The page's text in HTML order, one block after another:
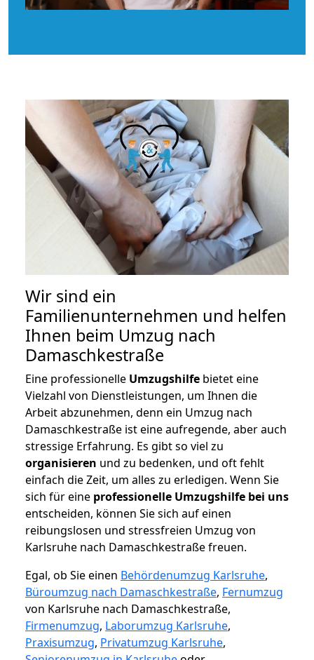
Wir sind ein
Familienunternehmen und helfen
Ihnen beim Umzug nach
Damaschkestraße
Eine professionelle Umzugshilfe bietet eine
Vielzahl von Dienstleistungen, um Ihnen die
Arbeit abzunehmen, denn ein Umzug nach
Damaschkestraße ist eine aufregende, aber auch
stressige Erfahrung. Es gibt so viel zu
organisieren und zu bedenken, und oft fehlt
einfach die Zeit, um alles zu erledigen. Wenn Sie
sich für eine professionelle Umzugshilfe bei uns
entscheiden, können Sie sich auf einen
reibungslosen und stressfreien Umzug von
Karlsruhe nach Damaschkestraße freuen.
Egal, ob Sie einen Behördenumzug Karlsruhe,
Büroumzug nach Damaschkestraße, Fernumzug
von Karlsruhe nach Damaschkestraße,
Firmenumzug, Laborumzug Karlsruhe,
Praxisumzug, Privatumzug Karlsruhe,